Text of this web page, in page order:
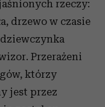
rzeczy:
drzewo w czasie
Przerażeni
którzy
jest przez